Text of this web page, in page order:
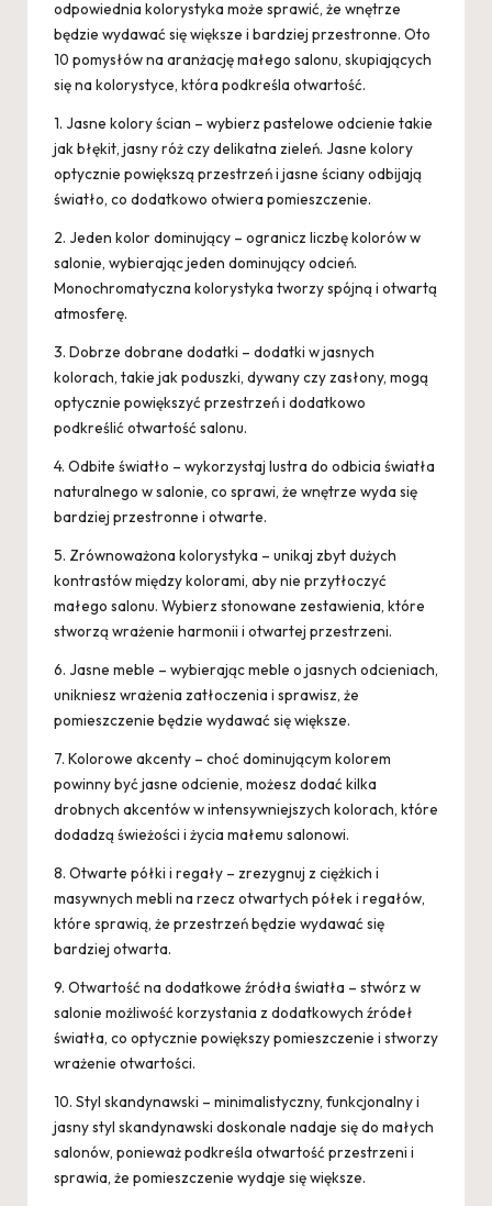
odpowiednia kolorystyka może sprawić, że wnętrze
będzie wydawać się większe i bardziej przestronne. Oto
10 pomysłów na aranżację małego salonu, skupiających
się na kolorystyce, która podkreśla otwartość.
1. Jasne kolory ścian – wybierz pastelowe odcienie takie
jak błękit, jasny róż czy delikatna zieleń. Jasne kolory
optycznie powiększą przestrzeń i jasne ściany odbijają
światło, co dodatkowo otwiera pomieszczenie.
2. Jeden kolor dominujący – ogranicz liczbę kolorów w
salonie, wybierając jeden dominujący odcień.
Monochromatyczna kolorystyka tworzy spójną i otwartą
atmosferę.
3. Dobrze dobrane dodatki – dodatki w jasnych
kolorach, takie jak poduszki, dywany czy zasłony, mogą
optycznie powiększyć przestrzeń i dodatkowo
podkreślić otwartość salonu.
4. Odbite światło – wykorzystaj lustra do odbicia światła
naturalnego w salonie, co sprawi, że wnętrze wyda się
bardziej przestronne i otwarte.
5. Zrównoważona kolorystyka – unikaj zbyt dużych
kontrastów między kolorami, aby nie przytłoczyć
małego salonu. Wybierz stonowane zestawienia, które
stworzą wrażenie harmonii i otwartej przestrzeni.
6. Jasne meble – wybierając meble o jasnych odcieniach,
unikniesz wrażenia zatłoczenia i sprawisz, że
pomieszczenie będzie wydawać się większe.
7. Kolorowe akcenty – choć dominującym kolorem
powinny być jasne odcienie, możesz dodać kilka
drobnych akcentów w intensywniejszych kolorach, które
dodadzą świeżości i życia małemu salonowi.
8. Otwarte półki i regały – zrezygnuj z ciężkich i
masywnych mebli na rzecz otwartych półek i regałów,
które sprawią, że przestrzeń będzie wydawać się
bardziej otwarta.
9. Otwartość na dodatkowe źródła światła – stwórz w
salonie możliwość korzystania z dodatkowych źródeł
światła, co optycznie powiększy pomieszczenie i stworzy
wrażenie otwartości.
10. Styl skandynawski – minimalistyczny, funkcjonalny i
jasny styl skandynawski doskonale nadaje się do małych
salonów, ponieważ podkreśla otwartość przestrzeni i
sprawia, że pomieszczenie wydaje się większe.